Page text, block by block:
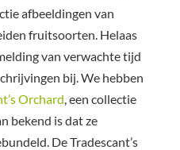
afbeeldingen van
fruitsoorten. Helaas
van verwachte tijd
bij. We hebben
Orchard, een collectie
bekend is dat ze
De Tradescant’s